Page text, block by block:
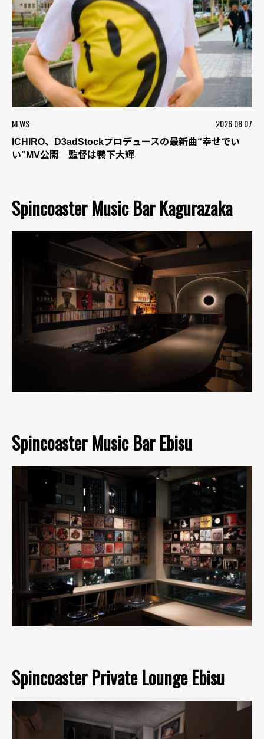
NEWS 2026.08.07
ICHIRO、D3adStockプロデュースの最新曲“幸せでい
い”MV公開 監督は鴨下大輝
Spincoaster Music Bar Kagurazaka
Spincoaster Music Bar Ebisu
Spincoaster Private Lounge Ebisu